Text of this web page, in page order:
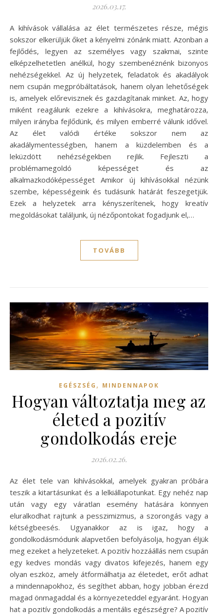
2026.03.17.
A kihívások vállalása az élet természetes része, mégis
sokszor elkerüljük őket a kényelmi zónánk miatt. Azonban a
fejlődés, legyen az személyes vagy szakmai, szinte
elképzelhetetlen anélkül, hogy szembenéznénk bizonyos
nehézségekkel. Az új helyzetek, feladatok és akadályok
nem csupán megpróbáltatások, hanem olyan lehetőségek
is, amelyek előrevisznek és gazdagítanak minket. Az, hogy
miként reagálunk ezekre a kihívásokra, meghatározza,
milyen irányba fejlődünk, és milyen emberré válunk idővel.
Az élet valódi értéke sokszor nem az
akadálymentességben, hanem a küzdelemben és a
leküzdött nehézségekben rejlik. Fejleszti a
problémamegoldó képességet és az
alkalmazkodóképességet Amikor új kihívásokkal nézünk
szembe, képességeink és tudásunk határát feszegetjük.
Ezek a helyzetek arra kényszerítenek, hogy kreatív
megoldásokat találjunk, új nézőpontokat fogadjunk el,…
TOVÁBB
EGÉSZSÉG , MINDENNAPOK
Hogyan változtatja meg az
életed a pozitív
gondolkodás ereje
2026.02.26.
Az élet tele van kihívásokkal, amelyek gyakran próbára
teszik a kitartásunkat és a lelkiállapotunkat. Egy nehéz nap
után vagy egy váratlan esemény hatására könnyen
eluralkodhat rajtunk a pesszimizmus, a szorongás vagy a
kétségbeesés. Ugyanakkor az is igaz, hogy a
gondolkodásmódunk alapvetően befolyásolja, hogyan éljük
meg ezeket a helyzeteket. A pozitív hozzáállás nem csupán
egy kedves mondás vagy divatos kifejezés, hanem egy
olyan eszköz, amely átformálhatja az életedet, erőt adhat
a mindennapokhoz, és segíthet abban, hogy jobban érezd
magad önmagaddal és a környezeteddel egyaránt. Hogyan
hat a pozitív gondolkodás a mentális egészségre? A pozitív